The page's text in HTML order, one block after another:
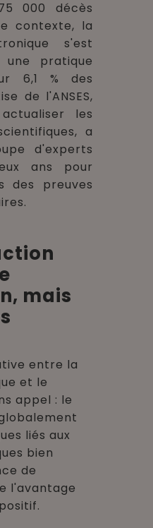
000 décès
contexte, la
s'est
une pratique
6,1 % des
de l'ANSES,
les
a
d'experts
ans pour
des preuves
mais
entre la
et le
appel : le
liés aux
bien
de
l'avantage